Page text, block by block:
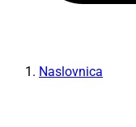
Naslovnica